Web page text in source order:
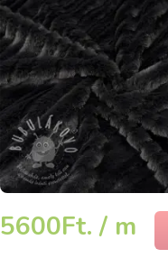
5600Ft. / m